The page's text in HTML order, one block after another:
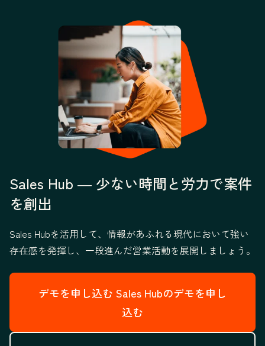
Sales Hub ― 少ない時間と労力で案件
を創出
Sales Hubを活用して、情報があふれる現代において強い
存在感を発揮し、一段進んだ営業活動を展開しましょう。
デモを申し込む Sales Hubのデモを申し
込む